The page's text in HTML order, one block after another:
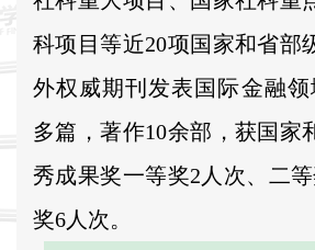
科项目等近20项国家和省部
外权威期刊发表国际金融领
多篇，著作10余部，获国家
秀成果奖一等奖2人次、二
奖6人次。